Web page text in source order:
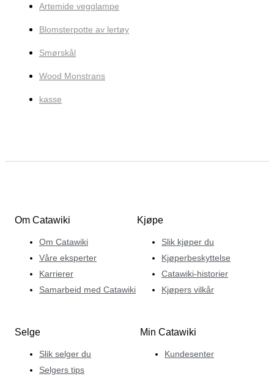
Artemide vegglampe
Blomsterpotte av lertøy
Smørskål
Wood Monstrans
kasse
Om Catawiki
Om Catawiki
Våre eksperter
Karrierer
Samarbeid med Catawiki
Kjøpe
Slik kjøper du
Kjøperbeskyttelse
Catawiki-historier
Kjøpers vilkår
Selge
Slik selger du
Selgers tips
Min Catawiki
Kundesenter